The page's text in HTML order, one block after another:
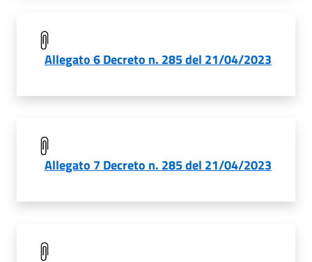
Allegato 6 Decreto n. 285 del 21/04/2023
Allegato 7 Decreto n. 285 del 21/04/2023